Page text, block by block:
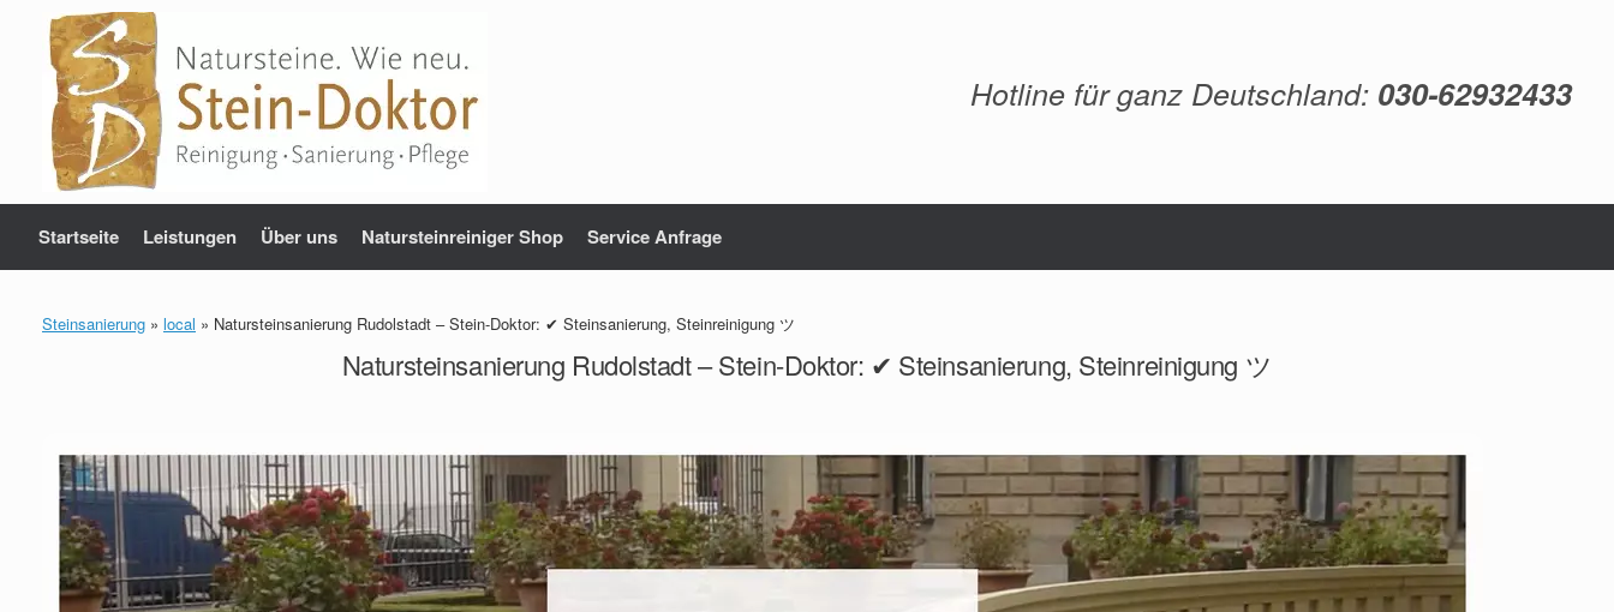
springen
Hotline für ganz Deutschland: 030-62932433
Startseite Leistungen Über uns Natursteinreiniger Shop Service Anfrage
Steinsanierung » local » Natursteinsanierung Rudolstadt – Stein-Doktor: ✔ Steinsanierung, Steinreinigung ツ
Natursteinsanierung Rudolstadt – Stein-Doktor: ✔ Steinsanierung, Steinreinigung ツ